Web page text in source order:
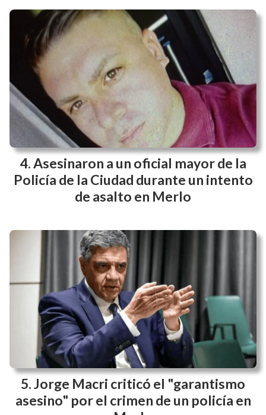
Asesinaron a un oficial mayor de la
Policía de la Ciudad durante un intento
de asalto en Merlo
Jorge Macri criticó el "garantismo
asesino" por el crimen de un policía en